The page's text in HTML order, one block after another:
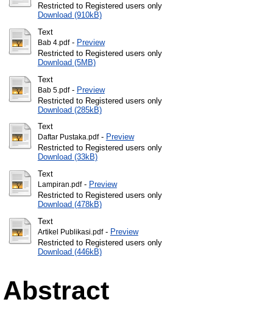
Restricted to Registered users only
Download (910kB)
Text
Bab 4.pdf- Preview
Restricted to Registered users only
Download (5MB)
Text
Bab 5.pdf- Preview
Restricted to Registered users only
Download (285kB)
Text
Daftar Pustaka.pdf- Preview
Restricted to Registered users only
Download (33kB)
Text
Lampiran.pdf- Preview
Restricted to Registered users only
Download (478kB)
Text
Artikel Publikasi.pdf- Preview
Restricted to Registered users only
Download (446kB)
Abstract